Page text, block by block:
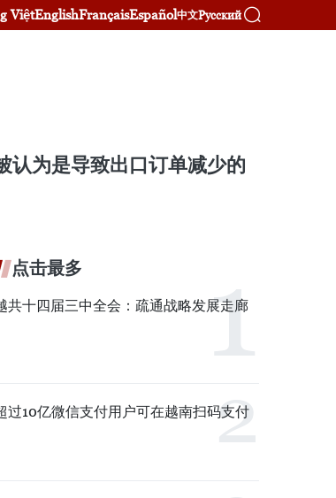
ViệtEnglishFrançaisEspañol中文Русский
认为是导致出口订单减少的
点击最多
共十四届三中全会：疏通战略发展走廊
过10亿微信支付用户可在越南扫码支付